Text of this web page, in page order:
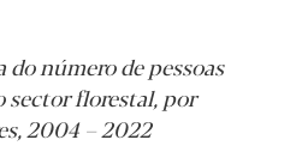
número de pessoas
sector florestal, por
2004 – 2022